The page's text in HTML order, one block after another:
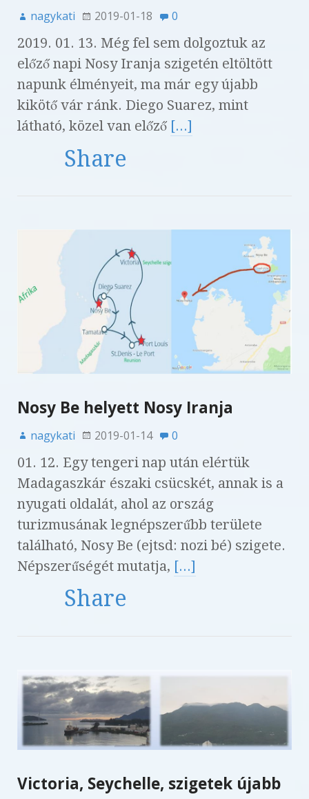
nagykati 2019-01-18 0
2019. 01. 13. Még fel sem dolgoztuk az
előző napi Nosy Iranja szigetén eltöltött
napunk élményeit, ma már egy újabb
kikötő vár ránk. Diego Suarez, mint
látható, közel van előző [...]
Share
Nosy Be helyett Nosy Iranja
nagykati 2019-01-14 0
01. 12. Egy tengeri nap után elértük
Madagaszkár északi csücskét, annak is a
nyugati oldalát, ahol az ország
turizmusának legnépszerűbb területe
található, Nosy Be (ejtsd: nozi bé) szigete.
Népszerűségét mutatja, [...]
Share
Victoria, Seychelle, szigetek újabb